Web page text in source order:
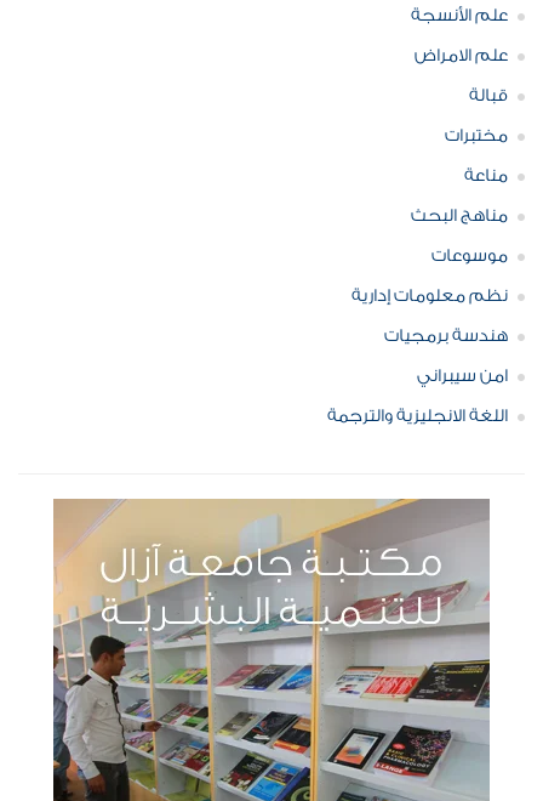
علم الأنسجة
علم الامراض
قبالة
مختبرات
مناعة
مناهج البحث
موسوعات
نظم معلومات إدارية
هندسة برمجيات
امن سيبراني
اللغة الانجليزية والترجمة